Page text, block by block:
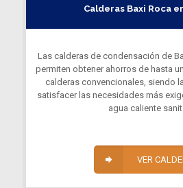
Calderas Baxi Roca
Las calderas de condensación de
permiten obtener ahorros de hasta
calderas convencionales, siendo
satisfacer las necesidades más
agua caliente
VER